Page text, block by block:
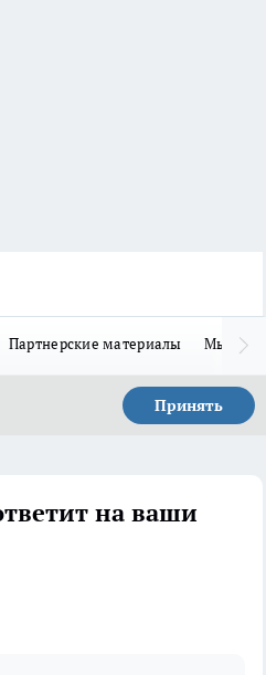
Партнерские материалы Мы в
Принять
на ваши